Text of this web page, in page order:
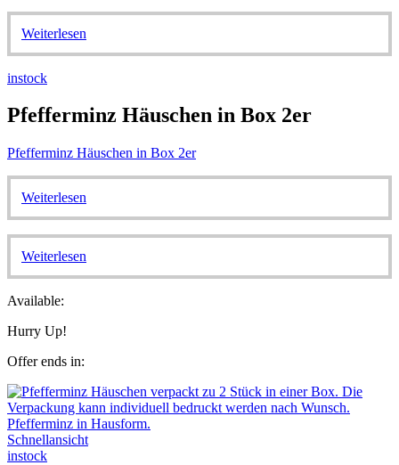
Weiterlesen
instock
Pfefferminz Häuschen in Box 2er
Pfefferminz Häuschen in Box 2er
Weiterlesen
Weiterlesen
Available:
Hurry Up!
Offer ends in:
Schnellansicht
instock